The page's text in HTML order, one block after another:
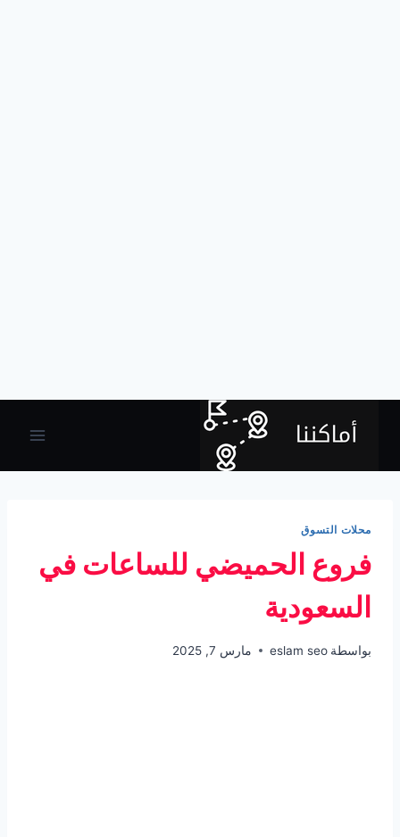
محلات التسوق
فروع الحميضي للساعات في
السعودية
بواسطة eslam seo مارس 7, 2025